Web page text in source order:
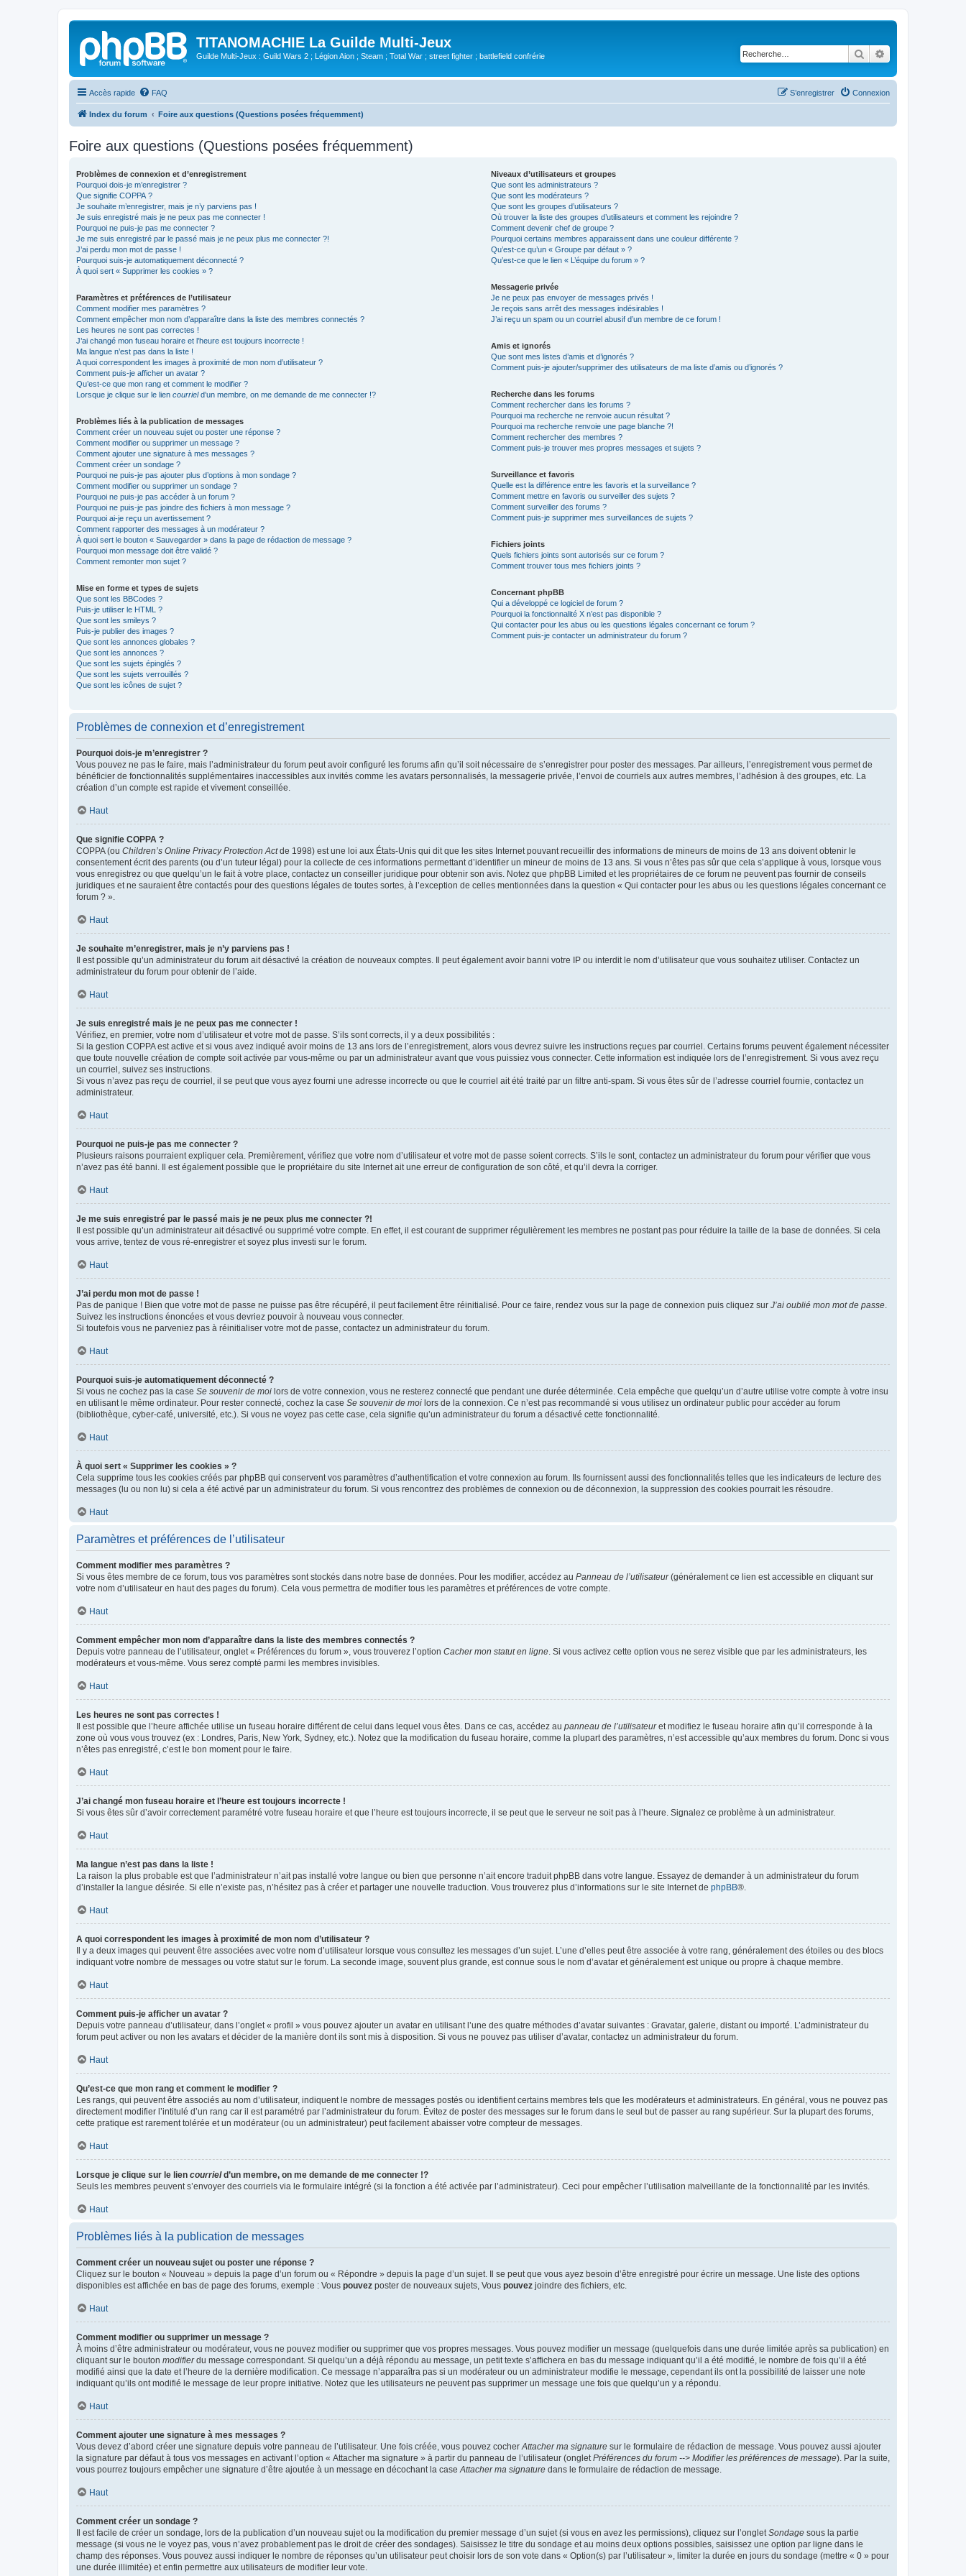
TITANOMACHIE La Guilde Multi-Jeux
Guilde Multi-Jeux : Guild Wars 2 ; Légion Aion ; Steam ; Total War ; street fighter ; battlefield confrérie Rechercher
Accès rapide FAQ Connexion
S’enregistrer
Index du forum Foire aux questions (Questions posées fréquemment)
Foire aux questions (Questions posées fréquemment)
Problèmes de connexion et d’enregistrement
Pourquoi dois-je m’enregistrer ?
Que signifie COPPA ?
Je souhaite m’enregistrer, mais je n’y parviens pas !
Je suis enregistré mais je ne peux pas me connecter !
Pourquoi ne puis-je pas me connecter ?
Je me suis enregistré par le passé mais je ne peux plus me connecter ?!
J’ai perdu mon mot de passe !
Pourquoi suis-je automatiquement déconnecté ?
À quoi sert « Supprimer les cookies » ?
Paramètres et préférences de l’utilisateur
Comment modifier mes paramètres ?
Comment empêcher mon nom d’apparaître dans la liste des membres connectés ?
Les heures ne sont pas correctes !
J’ai changé mon fuseau horaire et l’heure est toujours incorrecte !
Ma langue n’est pas dans la liste !
A quoi correspondent les images à proximité de mon nom d’utilisateur ?
Comment puis-je afficher un avatar ?
Qu’est-ce que mon rang et comment le modifier ?
Lorsque je clique sur le lien courrield’un membre, on me demande de me connecter !?
Problèmes liés à la publication de messages
Comment créer un nouveau sujet ou poster une réponse ?
Comment modifier ou supprimer un message ?
Comment ajouter une signature à mes messages ?
Comment créer un sondage ?
Pourquoi ne puis-je pas ajouter plus d’options à mon sondage ?
Comment modifier ou supprimer un sondage ?
Pourquoi ne puis-je pas accéder à un forum ?
Pourquoi ne puis-je pas joindre des fichiers à mon message ?
Pourquoi ai-je reçu un avertissement ?
Comment rapporter des messages à un modérateur ?
À quoi sert le bouton « Sauvegarder » dans la page de rédaction de message ?
Pourquoi mon message doit être validé ?
Comment remonter mon sujet ?
Mise en forme et types de sujets
Que sont les BBCodes ?
Puis-je utiliser le HTML ?
Que sont les smileys ?
Puis-je publier des images ?
Que sont les annonces globales ?
Que sont les annonces ?
Que sont les sujets épinglés ?
Que sont les sujets verrouillés ?
Que sont les icônes de sujet ?
Niveaux d’utilisateurs et groupes
Que sont les administrateurs ?
Que sont les modérateurs ?
Que sont les groupes d’utilisateurs ?
Où trouver la liste des groupes d’utilisateurs et comment les rejoindre ?
Comment devenir chef de groupe ?
Pourquoi certains membres apparaissent dans une couleur différente ?
Qu’est-ce qu’un « Groupe par défaut » ?
Qu’est-ce que le lien « L’équipe du forum » ?
Messagerie privée
Je ne peux pas envoyer de messages privés !
Je reçois sans arrêt des messages indésirables !
J’ai reçu un spam ou un courriel abusif d’un membre de ce forum !
Amis et ignorés
Que sont mes listes d’amis et d’ignorés ?
Comment puis-je ajouter/supprimer des utilisateurs de ma liste d’amis ou d’ignorés ?
Recherche dans les forums
Comment rechercher dans les forums ?
Pourquoi ma recherche ne renvoie aucun résultat ?
Pourquoi ma recherche renvoie une page blanche ?!
Comment rechercher des membres ?
Comment puis-je trouver mes propres messages et sujets ?
Surveillance et favoris
Quelle est la différence entre les favoris et la surveillance ?
Comment mettre en favoris ou surveiller des sujets ?
Comment surveiller des forums ?
Comment puis-je supprimer mes surveillances de sujets ?
Fichiers joints
Quels fichiers joints sont autorisés sur ce forum ?
Comment trouver tous mes fichiers joints ?
Concernant phpBB
Qui a développé ce logiciel de forum ?
Pourquoi la fonctionnalité X n’est pas disponible ?
Qui contacter pour les abus ou les questions légales concernant ce forum ?
Comment puis-je contacter un administrateur du forum ?
Problèmes de connexion et d’enregistrement
Pourquoi dois-je m’enregistrer ?
Vous pouvez ne pas le faire, mais l’administrateur du forum peut avoir configuré les forums afin qu’il soit nécessaire de s’enregistrer pour poster des messages. Par ailleurs, l’enregistrement vous permet de
bénéficier de fonctionnalités supplémentaires inaccessibles aux invités comme les avatars personnalisés, la messagerie privée, l’envoi de courriels aux autres membres, l’adhésion à des groupes, etc. La
création d’un compte est rapide et vivement conseillée.
Haut
Que signifie COPPA ?
COPPA (ou Children’s Online Privacy Protection Actde 1998) est une loi aux États-Unis qui dit que les sites Internet pouvant recueillir des informations de mineurs de moins de 13 ans doivent obtenir le
consentement écrit des parents (ou d’un tuteur légal) pour la collecte de ces informations permettant d’identifier un mineur de moins de 13 ans. Si vous n’êtes pas sûr que cela s’applique à vous, lorsque vous
vous enregistrez ou que quelqu’un le fait à votre place, contactez un conseiller juridique pour obtenir son avis. Notez que phpBB Limited et les propriétaires de ce forum ne peuvent pas fournir de conseils
juridiques et ne sauraient être contactés pour des questions légales de toutes sortes, à l’exception de celles mentionnées dans la question « Qui contacter pour les abus ou les questions légales concernant ce
forum ? ».
Haut
Je souhaite m’enregistrer, mais je n’y parviens pas !
Il est possible qu’un administrateur du forum ait désactivé la création de nouveaux comptes. Il peut également avoir banni votre IP ou interdit le nom d’utilisateur que vous souhaitez utiliser. Contactez un
administrateur du forum pour obtenir de l’aide.
Haut
Je suis enregistré mais je ne peux pas me connecter !
Vérifiez, en premier, votre nom d’utilisateur et votre mot de passe. S’ils sont corrects, il y a deux possibilités :
Si la gestion COPPA est active et si vous avez indiqué avoir moins de 13 ans lors de l’enregistrement, alors vous devrez suivre les instructions reçues par courriel. Certains forums peuvent également nécessiter
que toute nouvelle création de compte soit activée par vous-même ou par un administrateur avant que vous puissiez vous connecter. Cette information est indiquée lors de l’enregistrement. Si vous avez reçu
un courriel, suivez ses instructions.
Si vous n’avez pas reçu de courriel, il se peut que vous ayez fourni une adresse incorrecte ou que le courriel ait été traité par un filtre anti-spam. Si vous êtes sûr de l’adresse courriel fournie, contactez un
administrateur.
Haut
Pourquoi ne puis-je pas me connecter ?
Plusieurs raisons pourraient expliquer cela. Premièrement, vérifiez que votre nom d’utilisateur et votre mot de passe soient corrects. S’ils le sont, contactez un administrateur du forum pour vérifier que vous
n’avez pas été banni. Il est également possible que le propriétaire du site Internet ait une erreur de configuration de son côté, et qu’il devra la corriger.
Haut
Je me suis enregistré par le passé mais je ne peux plus me connecter ?!
Il est possible qu’un administrateur ait désactivé ou supprimé votre compte. En effet, il est courant de supprimer régulièrement les membres ne postant pas pour réduire la taille de la base de données. Si cela
vous arrive, tentez de vous ré-enregistrer et soyez plus investi sur le forum.
Haut
J’ai perdu mon mot de passe !
Pas de panique ! Bien que votre mot de passe ne puisse pas être récupéré, il peut facilement être réinitialisé. Pour ce faire, rendez vous sur la page de connexion puis cliquez sur J’ai oublié mon mot de passe
Suivez les instructions énoncées et vous devriez pouvoir à nouveau vous connecter.
Si toutefois vous ne parveniez pas à réinitialiser votre mot de passe, contactez un administrateur du forum.
Haut
Pourquoi suis-je automatiquement déconnecté ?
Si vous ne cochez pas la case Se souvenir de moi lors de votre connexion, vous ne resterez connecté que pendant une durée déterminée. Cela empêche que quelqu’un d’autre utilise votre compte à votre insu
en utilisant le même ordinateur. Pour rester connecté, cochez la case Se souvenir de moi lors de la connexion. Ce n’est pas recommandé si vous utilisez un ordinateur public pour accéder au forum
(bibliothèque, cyber-café, université, etc.). Si vous ne voyez pas cette case, cela signifie qu’un administrateur du forum a désactivé cette fonctionnalité.
Haut
À quoi sert « Supprimer les cookies » ?
Cela supprime tous les cookies créés par phpBB qui conservent vos paramètres d’authentification et votre connexion au forum. Ils fournissent aussi des fonctionnalités telles que les indicateurs de lecture des
messages (lu ou non lu) si cela a été activé par un administrateur du forum. Si vous rencontrez des problèmes de connexion ou de déconnexion, la suppression des cookies pourrait les résoudre.
Haut
Paramètres et préférences de l’utilisateur
Comment modifier mes paramètres ?
Si vous êtes membre de ce forum, tous vos paramètres sont stockés dans notre base de données. Pour les modifier, accédez au Panneau de l’utilisateur(généralement ce lien est accessible en cliquant sur
votre nom d’utilisateur en haut des pages du forum). Cela vous permettra de modifier tous les paramètres et préférences de votre compte.
Haut
Comment empêcher mon nom d’apparaître dans la liste des membres connectés ?
Depuis votre panneau de l’utilisateur, onglet « Préférences du forum », vous trouverez l’option Cacher mon statut en ligne . Si vous activez cette option vous ne serez visible que par les administrateurs, les
modérateurs et vous-même. Vous serez compté parmi les membres invisibles.
Haut
Les heures ne sont pas correctes !
Il est possible que l’heure affichée utilise un fuseau horaire différent de celui dans lequel vous êtes. Dans ce cas, accédez au panneau de l’utilisateuret modifiez le fuseau horaire afin qu’il corresponde à la
zone où vous vous trouvez (ex : Londres, Paris, New York, Sydney, etc.). Notez que la modification du fuseau horaire, comme la plupart des paramètres, n’est accessible qu’aux membres du forum. Donc si vous
n’êtes pas enregistré, c’est le bon moment pour le faire.
Haut
J’ai changé mon fuseau horaire et l’heure est toujours incorrecte !
Si vous êtes sûr d’avoir correctement paramétré votre fuseau horaire et que l’heure est toujours incorrecte, il se peut que le serveur ne soit pas à l’heure. Signalez ce problème à un administrateur.
Haut
Ma langue n’est pas dans la liste !
La raison la plus probable est que l’administrateur n’ait pas installé votre langue ou bien que personne n’ait encore traduit phpBB dans votre langue. Essayez de demander à un administrateur du forum
d’installer la langue désirée. Si elle n’existe pas, n’hésitez pas à créer et partager une nouvelle traduction. Vous trouverez plus d’informations sur le site Internet de phpBB®.
Haut
A quoi correspondent les images à proximité de mon nom d’utilisateur ?
Il y a deux images qui peuvent être associées avec votre nom d’utilisateur lorsque vous consultez les messages d’un sujet. L’une d’elles peut être associée à votre rang, généralement des étoiles ou des blocs
indiquant votre nombre de messages ou votre statut sur le forum. La seconde image, souvent plus grande, est connue sous le nom d’avatar et généralement est unique ou propre à chaque membre.
Haut
Comment puis-je afficher un avatar ?
Depuis votre panneau d’utilisateur, dans l’onglet « profil » vous pouvez ajouter un avatar en utilisant l’une des quatre méthodes d’avatar suivantes : Gravatar, galerie, distant ou importé. L’administrateur du
forum peut activer ou non les avatars et décider de la manière dont ils sont mis à disposition. Si vous ne pouvez pas utiliser d’avatar, contactez un administrateur du forum.
Haut
Qu’est-ce que mon rang et comment le modifier ?
Les rangs, qui peuvent être associés au nom d’utilisateur, indiquent le nombre de messages postés ou identifient certains membres tels que les modérateurs et administrateurs. En général, vous ne pouvez pas
directement modifier l’intitulé d’un rang car il est paramétré par l’administrateur du forum. Évitez de poster des messages sur le forum dans le seul but de passer au rang supérieur. Sur la plupart des forums,
cette pratique est rarement tolérée et un modérateur (ou un administrateur) peut facilement abaisser votre compteur de messages.
Haut
Lorsque je clique sur le lien courrield’un membre, on me demande de me connecter !?
Seuls les membres peuvent s’envoyer des courriels via le formulaire intégré (si la fonction a été activée par l’administrateur). Ceci pour empêcher l’utilisation malveillante de la fonctionnalité par les invités.
Haut
Problèmes liés à la publication de messages
Comment créer un nouveau sujet ou poster une réponse ?
Cliquez sur le bouton « Nouveau » depuis la page d’un forum ou « Répondre » depuis la page d’un sujet. Il se peut que vous ayez besoin d’être enregistré pour écrire un message. Une liste des options
disponibles est affichée en bas de page des forums, exemple : Vous pouvez poster de nouveaux sujets, Vous pouvez joindre des fichiers, etc.
Haut
Comment modifier ou supprimer un message ?
À moins d’être administrateur ou modérateur, vous ne pouvez modifier ou supprimer que vos propres messages. Vous pouvez modifier un message (quelquefois dans une durée limitée après sa publication) en
cliquant sur le bouton modifierdu message correspondant. Si quelqu’un a déjà répondu au message, un petit texte s’affichera en bas du message indiquant qu’il a été modifié, le nombre de fois qu’il a été
modifié ainsi que la date et l’heure de la dernière modification. Ce message n’apparaîtra pas si un modérateur ou un administrateur modifie le message, cependant ils ont la possibilité de laisser une note
indiquant qu’ils ont modifié le message de leur propre initiative. Notez que les utilisateurs ne peuvent pas supprimer un message une fois que quelqu’un y a répondu.
Haut
Comment ajouter une signature à mes messages ?
Vous devez d’abord créer une signature depuis votre panneau de l’utilisateur. Une fois créée, vous pouvez cocher Attacher ma signature sur le formulaire de rédaction de message. Vous pouvez aussi ajouter
la signature par défaut à tous vos messages en activant l’option « Attacher ma signature » à partir du panneau de l’utilisateur (onglet Préférences du forum --> Modifier les préférences de message). Par la suite,
vous pourrez toujours empêcher une signature d’être ajoutée à un message en décochant la case Attacher ma signature dans le formulaire de rédaction de message.
Haut
Comment créer un sondage ?
Il est facile de créer un sondage, lors de la publication d’un nouveau sujet ou la modification du premier message d’un sujet (si vous en avez les permissions), cliquez sur l’onglet Sondage sous la partie
message (si vous ne le voyez pas, vous n’avez probablement pas le droit de créer des sondages). Saisissez le titre du sondage et au moins deux options possibles, saisissez une option par ligne dans le
champ des réponses. Vous pouvez aussi indiquer le nombre de réponses qu’un utilisateur peut choisir lors de son vote dans « Option(s) par l’utilisateur », limiter la durée en jours du sondage (mettre « 0 » pour
une durée illimitée) et enfin permettre aux utilisateurs de modifier leur vote.